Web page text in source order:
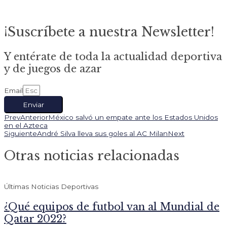
¡Suscríbete a nuestra Newsletter!
Y entérate de toda la actualidad deportiva
y de juegos de azar
Email
Enviar
PrevAnteriorMéxico salvó un empate ante los Estados Unidos
en el Azteca
SiguienteAndré Silva lleva sus goles al AC MilanNext
Otras noticias relacionadas
Últimas Noticias Deportivas
¿Qué equipos de futbol van al Mundial de
Qatar 2022?